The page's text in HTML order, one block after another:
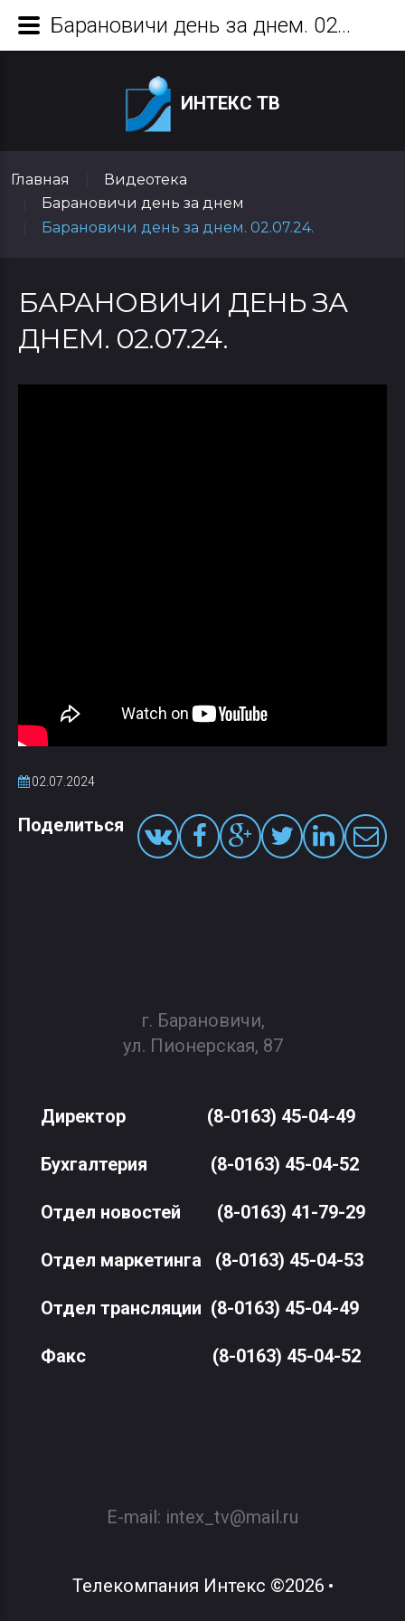
ИНТЕКС ТВ
Главная
Видеотека
Барановичи день за днем
Барановичи день за днем. 02.07.24.
БАРАНОВИЧИ ДЕНЬ ЗА
ДНЕМ. 02.07.24.
02.07.2024
Поделиться
г. Барановичи,
ул. Пионерская, 87
Директор (8-0163) 45-04-49
Бухгалтерия (8-0163) 45-04-52
Отдел новостей (8-0163) 41-79-29
Отдел маркетинга (8-0163) 45-04-53
Отдел трансляции (8-0163) 45-04-49
Факс(8-0163) 45-04-52
E-mail: intex_tv@mail.ru
Телекомпания Интекс ©2026
Барановичи день за днем. 02.07.24.